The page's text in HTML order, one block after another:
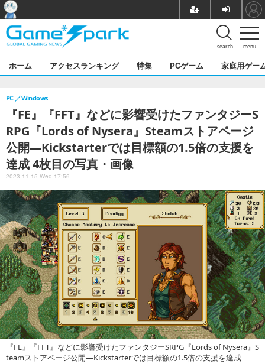
menu
search
ホーム アクセスランキング 特集 PCゲーム 家庭用ゲー
『FE』『FFT』などに影響受けたファンタジーS
RPG『Lords of Nysera』Steamストアページ
公開―Kickstarterでは目標額の1.5倍の支援を
達成 4枚目の写真・画像
PC Windows
2023.11.15 Wed 17:56
『FE』『FFT』などに影響受けたファンタジーSRPG『Lords of Nysera』S
teamストアページ公開―Kickstarterでは目標額の1.5倍の支援を達成